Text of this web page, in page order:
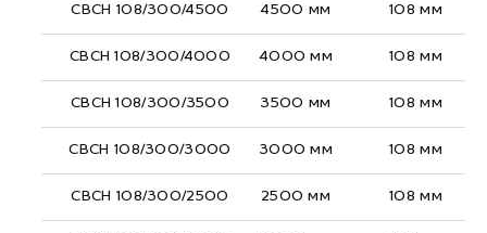
СВСН 108/300/4500 4500 мм 108 мм
СВСН 108/300/4000 4000 мм 108 мм
СВСН 108/300/3500 3500 мм 108 мм
СВСН 108/300/3000 3000 мм 108 мм
СВСН 108/300/2500 2500 мм 108 мм